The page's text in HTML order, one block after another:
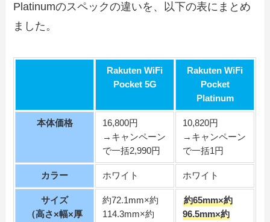
Platinumのスペックの違いを、以下の表にまとめ
ました。
Rakuten WiFi
Pocket 5G
Rakuten WiFi
Pocket
Platinum
本体価格
16,800円
→キャンペーン
で一括2,990円
10,820円
→キャンペーン
で一括1円
カラー ホワイト ホワイト
サイズ
（高さ×幅×厚
約72.1mm×約
114.3mm×約
約65mm×約
96.5mm×約